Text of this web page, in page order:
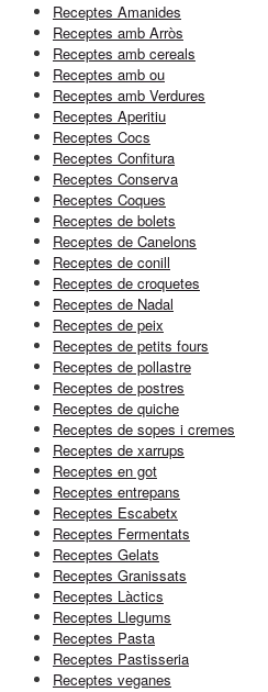
Receptes Amanides
Receptes amb Arròs
Receptes amb cereals
Receptes amb ou
Receptes amb Verdures
Receptes Aperitiu
Receptes Cocs
Receptes Confitura
Receptes Conserva
Receptes Coques
Receptes de bolets
Receptes de Canelons
Receptes de conill
Receptes de croquetes
Receptes de Nadal
Receptes de peix
Receptes de petits fours
Receptes de pollastre
Receptes de postres
Receptes de quiche
Receptes de sopes i cremes
Receptes de xarrups
Receptes en got
Receptes entrepans
Receptes Escabetx
Receptes Fermentats
Receptes Gelats
Receptes Granissats
Receptes Làctics
Receptes Llegums
Receptes Pasta
Receptes Pastisseria
Receptes veganes